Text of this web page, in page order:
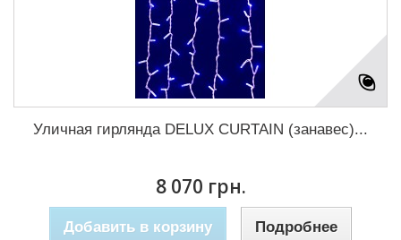
Уличная гирлянда DELUX CURTAIN (занавес)...
8 070 грн.
Добавить в корзину Подробнее